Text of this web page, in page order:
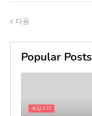
다음
Popular Posts
배당 ETF